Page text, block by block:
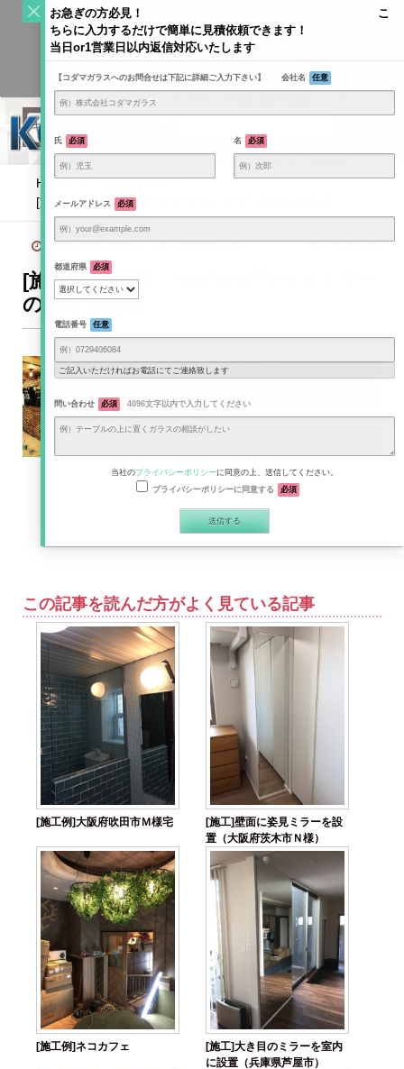
KODAMAGLASS公式ブログ | ガラス情報発信メディア
Home / 出張施工例
/
[施工例]北海道 セピアブラウンミラーの貼り合わせ
記事一覧
2017年1月26日 出張施工例
[施工例]北海道 セピアブラウンミラー
の貼り合わせ
この記事を読んだ方がよく見ている記事
[施工例]大阪府吹田市Ｍ様宅
[施工]壁面に姿見ミラーを設
置（大阪府茨木市Ｎ様）
[施工例]ネコカフェ
[施工]大き目のミラーを室内
に設置（兵庫県芦屋市）
お急ぎの方必見！ こ
ちらに入力するだけで簡単に見積依頼できます！
当日or1営業日以内返信対応いたします
【コダマガラスへのお問合せは下記に詳細ご入力下さい】 会社名 任意
氏 必須 名 必須
メールアドレス 必須
都道府県 必須
電話番号 任意
ご記入いただければお電話にてご連絡致します
問い合わせ 必須 4096文字以内で入力してください
当社のプライバシーポリシーに同意の上、送信してください。
プライバシーポリシーに同意する
必須